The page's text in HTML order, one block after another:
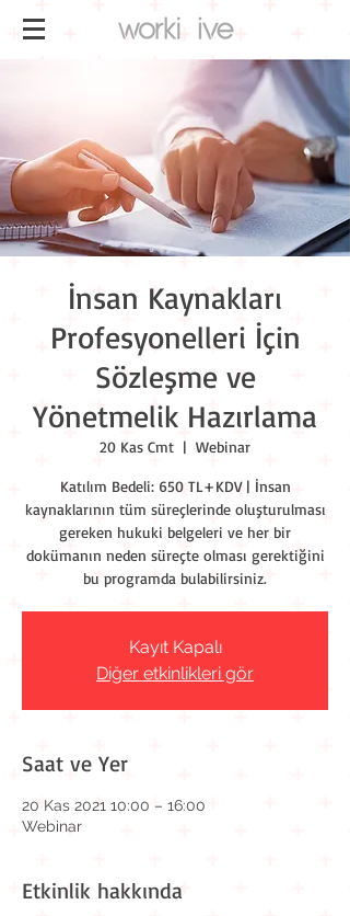
İnsan Kaynakları
Profesyonelleri İçin
Sözleşme ve
Yönetmelik Hazırlama
20 Kas Cmt
  |
Webinar
Katılım Bedeli: 650 TL+KDV | İnsan
kaynaklarının tüm süreçlerinde oluşturulması
gereken hukuki belgeleri ve her bir
dokümanın neden süreçte olması gerektiğini
bu programda bulabilirsiniz.
Kayıt Kapalı
Diğer etkinlikleri gör
Saat ve Yer
20 Kas 2021 10:00 – 16:00
Webinar
Etkinlik hakkında